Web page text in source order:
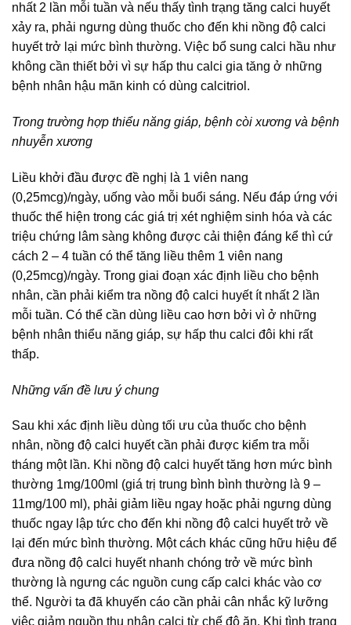
nhất 2 lần mỗi tuần và nếu thấy tình trạng tăng calci huyết
xảy ra, phải ngưng dùng thuốc cho đến khi nồng độ calci
huyết trở lại mức bình thường. Việc bổ sung calci hầu như
không cần thiết bởi vì sự hấp thu calci gia tăng ở những
bệnh nhân hậu mãn kinh có dùng calcitriol.
Trong trường hợp thiểu năng giáp, bệnh còi xương và bệnh
nhuyễn xương
Liều khởi đầu được đề nghị là 1 viên nang
(0,25mcg)/ngày, uống vào mỗi buổi sáng. Nếu đáp ứng với
thuốc thể hiện trong các giá trị xét nghiệm sinh hóa và các
triệu chứng lâm sàng không được cải thiện đáng kể thì cứ
cách 2 – 4 tuần có thể tăng liều thêm 1 viên nang
(0,25mcg)/ngày. Trong giai đoạn xác định liều cho bệnh
nhân, cần phải kiểm tra nồng độ calci huyết ít nhất 2 lần
mỗi tuần. Có thể cần dùng liều cao hơn bởi vì ở những
bệnh nhân thiểu năng giáp, sự hấp thu calci đôi khi rất
thấp.
Những vấn đề lưu ý chung
Sau khi xác định liều dùng tối ưu của thuốc cho bệnh
nhân, nồng độ calci huyết cần phải được kiểm tra mỗi
tháng một lần. Khi nồng độ calci huyết tăng hơn mức bình
thường 1mg/100ml (giá trị trung bình bình thường là 9 –
11mg/100 ml), phải giảm liều ngay hoặc phải ngưng dùng
thuốc ngay lập tức cho đến khi nồng độ calci huyết trở về
lại đến mức bình thường. Một cách khác cũng hữu hiệu để
đưa nồng độ calci huyết nhanh chóng trở về mức bình
thường là ngưng các nguồn cung cấp calci khác vào cơ
thể. Người ta đã khuyến cáo cần phải cân nhắc kỹ lưỡng
việc giảm nguồn thu nhận calci từ chế độ ăn. Khi tình trạng